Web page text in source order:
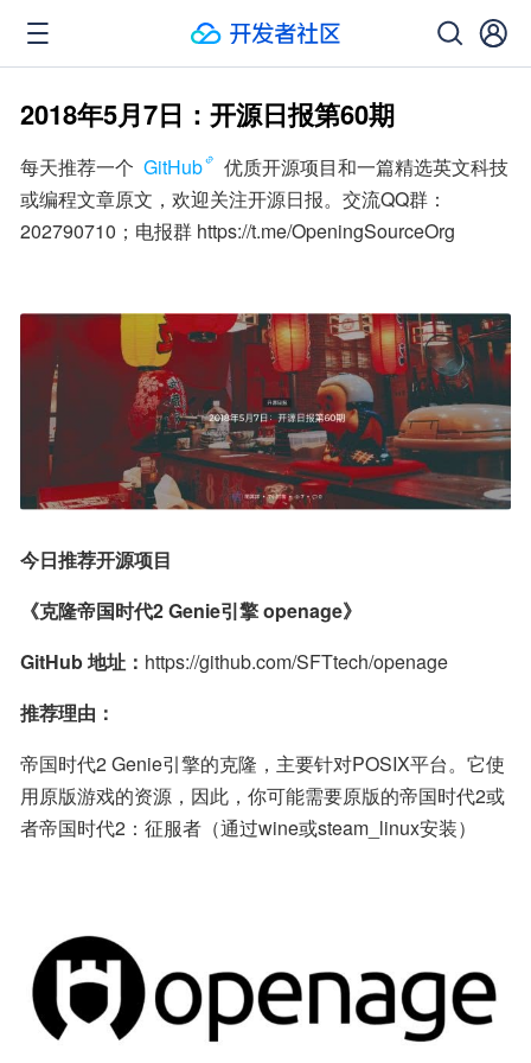
2018年5月7日：开源日报第60期
每天推荐一个 GitHub
优质开源项目和一篇精选英文科技
或编程文章原文，欢迎关注开源日报。交流QQ群：
202790710；电报群 https://t.me/OpeningSourceOrg
今日推荐开源项目
《克隆帝国时代2 Genie引擎 openage》
GitHub 地址： https://github.com/SFTtech/openage
推荐理由：
帝国时代2 Genie引擎的克隆，主要针对POSIX平台。它使
用原版游戏的资源，因此，你可能需要原版的帝国时代2或
者帝国时代2：征服者（通过wine或steam_linux安装）